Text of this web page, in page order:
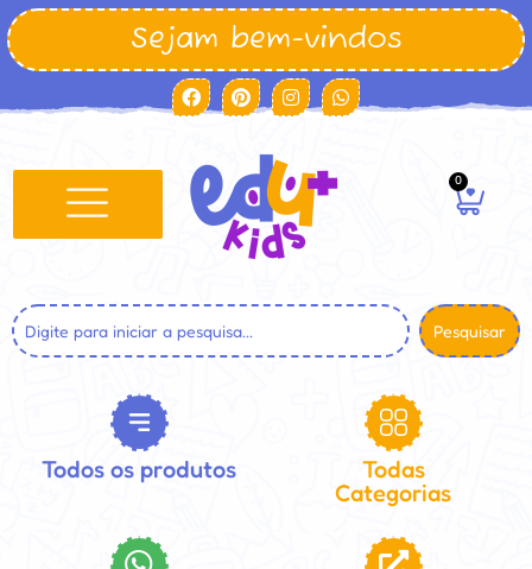
Sejam bem-vindos
0
Pesquisar
Todos os produtos
Todas
Categorias